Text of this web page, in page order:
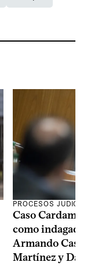
PROCESOS
Caso
como
Armando
Martínez y